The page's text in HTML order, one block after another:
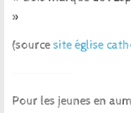
»
(source site église
Pour les jeunes en